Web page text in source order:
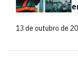
13 de outubro de